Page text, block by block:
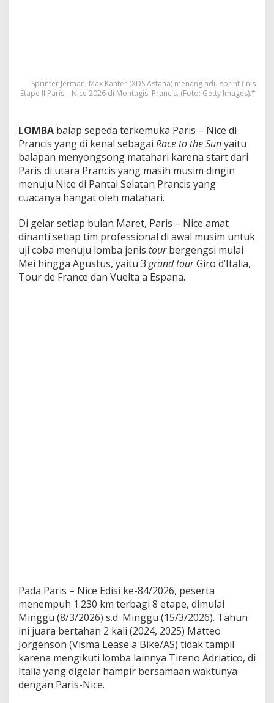
Sprinter Jerman, Max Kanter (XDS Astana) menang adu sprint finis
Etape II Paris – Nice 2026 di Montagis, Prancis. (Foto: Getty Images).*
LOMBA balap sepeda terkemuka Paris – Nice di
Prancis yang di kenal sebagai Race to the Sunyaitu
balapan menyongsong matahari karena start dari
Paris di utara Prancis yang masih musim dingin
menuju Nice di Pantai Selatan Prancis yang
cuacanya hangat oleh matahari.
Di gelar setiap bulan Maret, Paris – Nice amat
dinanti setiap tim professional di awal musim untuk
uji coba menuju lomba jenis tourbergengsi mulai
Mei hingga Agustus, yaitu 3 grand tourGiro d’Italia,
Tour de France dan Vuelta a Espana.
Pada Paris – Nice Edisi ke-84/2026, peserta
menempuh 1.230 km terbagi 8 etape, dimulai
Minggu (8/3/2026) s.d. Minggu (15/3/2026). Tahun
ini juara bertahan 2 kali (2024, 2025) Matteo
Jorgenson (Visma Lease a Bike/AS) tidak tampil
karena mengikuti lomba lainnya Tireno Adriatico, di
Italia yang digelar hampir bersamaan waktunya
dengan Paris-Nice.